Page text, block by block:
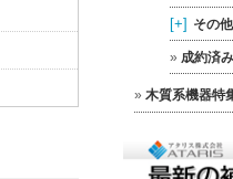
[+] その他
成約済み
木質系機器特